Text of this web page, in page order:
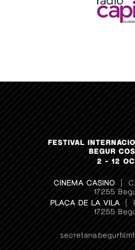
FESTIVAL
BEGUR
2 – 12
CINEMA CASINO
|
17255
PLAÇA DE LA VILA|
17255